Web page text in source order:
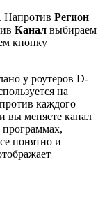
. Напротив Регион
Канал выбираем
кнопку
у роутеров D-
на
каждого
вы меняете канал
понятно и